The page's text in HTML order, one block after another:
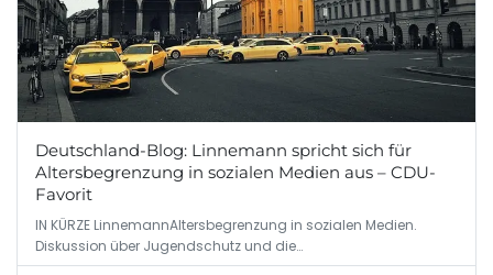
Deutschland-Blog: Linnemann spricht sich für
Altersbegrenzung in sozialen Medien aus – CDU-
Favorit
IN KÜRZE LinnemannAltersbegrenzung in sozialen Medien.
Diskussion über Jugendschutz und die…